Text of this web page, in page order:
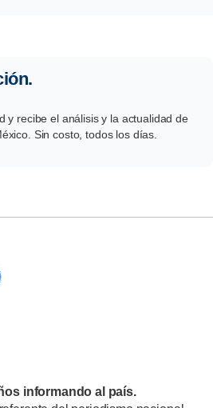
y recibe el análisis y la actualidad de
Sin costo, todos los días.
informando al país.